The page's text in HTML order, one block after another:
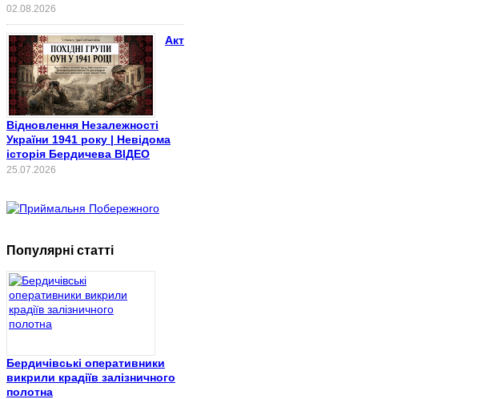
02.08.2026
Акт
Відновлення Незалежності
України 1941 року | Невідома
історія Бердичева ВІДЕО
25.07.2026
Популярні статті
Бердичівські оперативники
викрили крадіїв залізничного
полотна